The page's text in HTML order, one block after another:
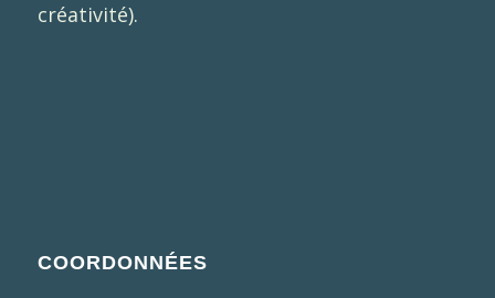
créativité).
COORDONNÉES